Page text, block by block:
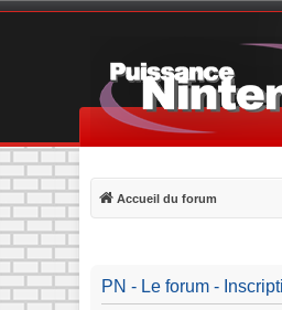
Accueil du forum
PN - Le forum -